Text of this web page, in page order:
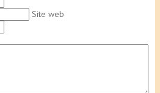
Site web